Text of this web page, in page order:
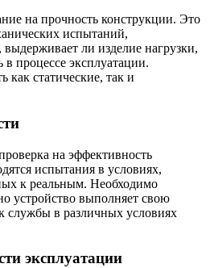
на прочность конструкции. Это
испытаний,
ли изделие нагрузки,
процессе эксплуатации.
как статические, так и
на эффективность
испытания в условиях,
к реальным. Необходимо
устройство выполняет свою
службы в различных условиях
эксплуатации